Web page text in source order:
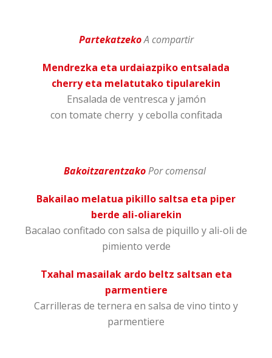
PartekatzekoA compartir
Mendrezka eta urdaiazpiko entsalada
cherry eta melatutako tipularekin
Ensalada de ventresca y jamón
con tomate cherry y cebolla confitada
BakoitzarentzakoPor comensal
Bakailao melatua pikillo saltsa eta piper
berde ali-oliarekin
Bacalao confitado con salsa de piquillo y ali-oli de
pimiento verde
Txahal masailak ardo beltz saltsan eta
parmentiere
Carrilleras de ternera en salsa de vino tinto y
parmentiere